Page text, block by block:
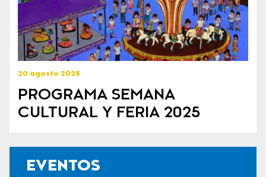
20 agosto 2025
PROGRAMA SEMANA
CULTURAL Y FERIA 2025
EVENTOS